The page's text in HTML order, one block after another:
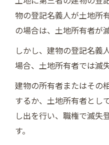
物の登記名義人が土地所
の場合は、土地所有者が
しかし、建物の登記名義
場合、土地所有者では滅
建物の所有者またはその
するか、土地所有者とし
し出を行い、職権で滅失
す。